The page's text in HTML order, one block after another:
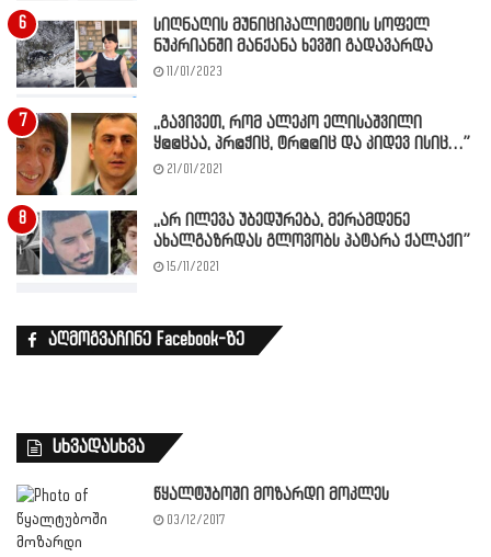
სიღნაღის მუნიციპალიტეტის სოფელ
ნუკრიანში მანქანა ხევში გადავარდა
11/01/2023
,,გავივეთ, რომ ალეკო ელისაშვილი
ყ@@ცაა, პრ@ჭიც, ტრ@@იც და კიდევ ისიც…”
21/01/2021
,,არ ილევა უბედურება, მერამდენე
ახალგაზრდას გლოვობს პატარა ქალაქი”
15/11/2021
აღმოგვაჩინე Facebook-ზე
სხვადასხვა
წყალტუბოში მოზარდი მოკლეს
03/12/2017